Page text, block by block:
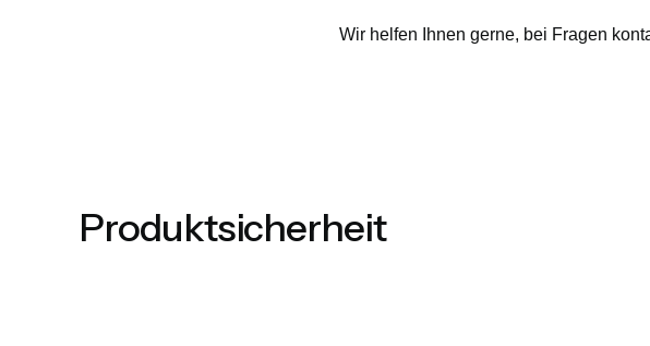
Wir helfen Ihnen gerne, bei Fragen
Produktsicherheit